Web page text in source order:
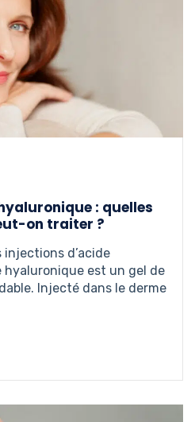
: quelles
on traiter ?
d’acide
hyaluronique est un gel de
Injecté dans le derme